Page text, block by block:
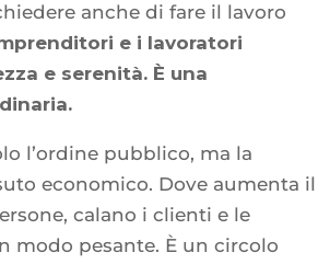
anche di fare il lavoro
e i lavoratori
e serenità. È una
l’ordine pubblico, ma la
economico. Dove aumenta il
calano i clienti e le
modo pesante. È un circolo